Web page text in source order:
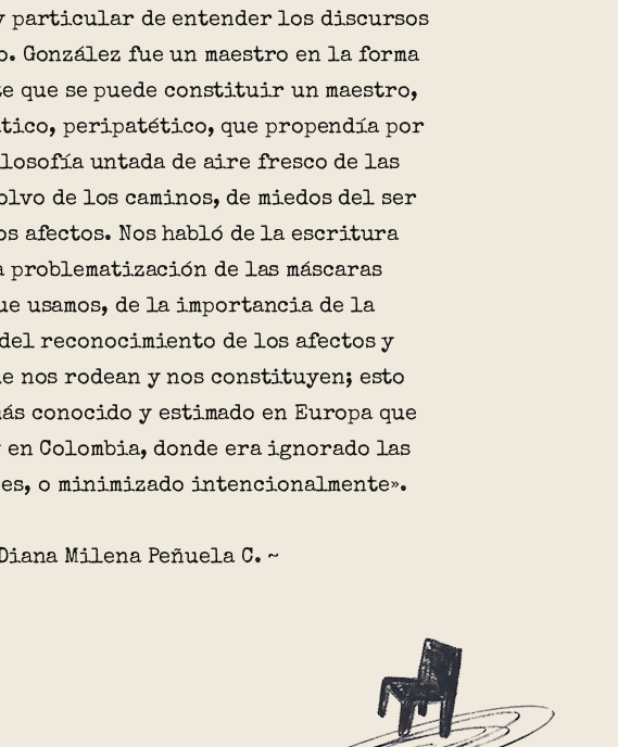
particular de entender los discursos
González fue un maestro en la forma
que se puede constituir un maestro,
peripatético, que propendía por
untada de aire fresco de las
de los caminos, de miedos del ser
afectos. Nos habló de la escritura
de las máscaras
usamos, de la importancia de la
reconocimiento de los afectos y
nos rodean y nos constituyen; esto
conocido y estimado en Europa que
en Colombia, donde era ignorado las
o minimizado intencionalmente».
Milena Peñuela C. ~